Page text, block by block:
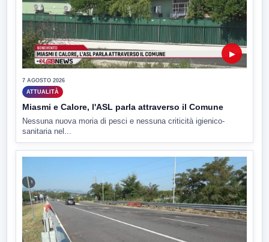
▶
7 AGOSTO 2026
ATTUALITÀ
Miasmi e Calore, l'ASL parla attraverso il Comune
Nessuna nuova moria di pesci e nessuna criticità igienico-
sanitaria nel...